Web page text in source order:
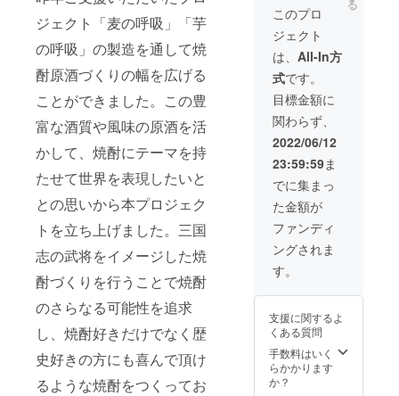
ジェクト「麦の呼吸」「芋
の呼吸」の製造を通して焼
酎原酒づくりの幅を広げる
ことができました。この豊
富な酒質や風味の原酒を活
かして、焼酎にテーマを持
たせて世界を表現したいと
との思いから本プロジェク
トを立ち上げました。三国
志の武将をイメージした焼
酎づくりを行うことで焼酎
のさらなる可能性を追求
し、焼酎好きだけでなく歴
史好きの方にも喜んで頂け
るような焼酎をつくってお
720ml 1本 ●
本格焼酎 三国
志「孫堅」
720ml 1本 ●
本格焼酎 三国
志「孫策」
720ml 1本 ●
本格焼酎 三国
志「孫権」
720ml 1本
●本格焼酎 三
国志「周瑜 」
720ml 1本 ●
御礼のメール
※20歳未満の方
はご支援いただ
けませんので、
ご了承ください
本格焼酎 三国
志「孔明 」
720ml 2本 ●
本格焼酎 三国
志「曹操」
720ml 2本 ●
本格焼酎 三国
志「夏侯惇」
720ml 2本 ●
本格焼酎 三国
720ml 2本 ●
本格焼酎 三国
志「司馬懿」
720ml 2本 ●
本格焼酎 三国
志「孫堅」
720ml 2本 ●
本格焼酎 三国
志「孫策」
720ml 2本 ●
本格焼酎 三国
志「孫権」
720ml 2本
●本格焼酎 三
国志「周瑜 」
720ml 2本 ●
る
このプロ
ジェクト
は、 All-In方
式です。
目標金額に
関わらず、
2022/06/12
23:59:59ま
でに集まっ
た金額が
ファンディ
ングされま
す。
支援に関するよ
くある質問
手数料はいく
らかかります
か？